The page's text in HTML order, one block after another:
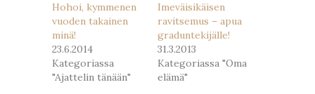
Hohoi, kymmenen
vuoden takainen
minä!
23.6.2014
Kategoriassa
"Ajattelin tänään"
Imeväisikäisen
ravitsemus – apua
graduntekijälle!
31.3.2013
Kategoriassa "Oma
elämä"